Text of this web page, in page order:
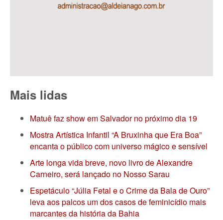
Mais lidas
Matuê faz show em Salvador no próximo dia 19
Mostra Artística Infantil “A Bruxinha que Era Boa”
encanta o público com universo mágico e sensível
Arte longa vida breve, novo livro de Alexandre
Carneiro, será lançado no Nosso Sarau
Espetáculo “Júlia Fetal e o Crime da Bala de Ouro”
leva aos palcos um dos casos de feminicídio mais
marcantes da história da Bahia